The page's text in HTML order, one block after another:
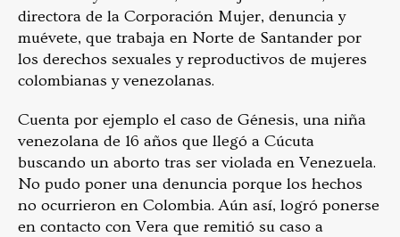
directora de la Corporación Mujer, denuncia y
muévete, que trabaja en Norte de Santander por
los derechos sexuales y reproductivos de mujeres
colombianas y venezolanas.
Cuenta por ejemplo el caso de Génesis, una niña
venezolana de 16 años que llegó a Cúcuta
buscando un aborto tras ser violada en Venezuela.
No pudo poner una denuncia porque los hechos
no ocurrieron en Colombia. Aún así, logró ponerse
en contacto con Vera que remitió su caso a